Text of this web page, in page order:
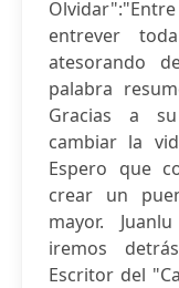
entrever
atesorando
palabra
Gracias a
cambiar la
Espero que
crear un
mayor.
iremos
Escritor del